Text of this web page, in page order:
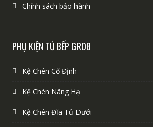
Chính sách bảo hành
PHỤ KIỆN TỦ BẾP GROB
Kệ Chén Cố Định
Kệ Chén Nâng Hạ
Kệ Chén Đĩa Tủ Dưới